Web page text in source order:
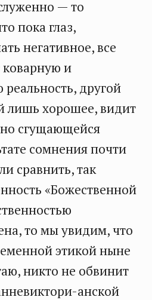
— то
пока глаз,
негативное, все
и
другой
лишь хорошее, видит
сгущающейся
сомнения почти
сравнить, так
«Божественной
то мы увидим, что
этикой ныне
никто не обвинит
анской